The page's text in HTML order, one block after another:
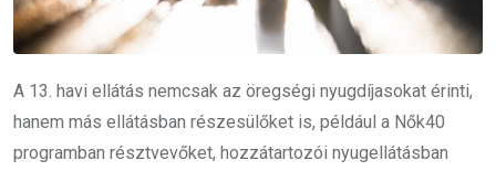
A 13. havi ellátás nemcsak az öregségi nyugdíjasokat érinti,
hanem más ellátásban részesülőket is, például a Nők40
programban résztvevőket, hozzátartozói nyugellátásban